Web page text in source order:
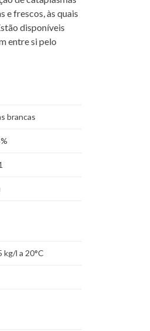
e frescos, às quais
disponíveis
entre si pelo
brancas
kg/l a 20°C